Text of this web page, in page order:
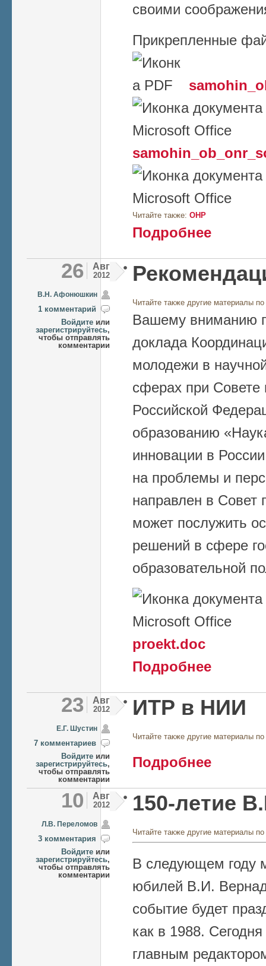
своими
Прикрепленные
Читайте также: ОНР
Подробнее
26 Авг
2012
В.Н. Афонюшкин
1 комментарий
Войдите или
зарегистрируйтесь,
чтобы отправлять
комментарии
Читайте также другие материалы
Вашему вниманию
доклада
молодежи в
сферах при Совете
Российской
образованию
инновации в
на проблемы и
направлен в Совет
может послужить
решений в сфере
образовательной
proekt.doc
Подробнее
23 Авг
2012
Е.Г. Шустин
7 комментариев
Войдите или
зарегистрируйтесь,
чтобы отправлять
комментарии
ИТР в НИИ
Читайте также другие материалы
Подробнее
10 Авг
2012
Л.В. Переломов
3 комментария
Войдите или
зарегистрируйтесь,
чтобы отправлять
комментарии
150-летие
Читайте также другие материалы
В следующем году
юбилей В.И.
событие будет
как в 1988.
главным